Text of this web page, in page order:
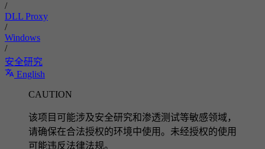
/
DLL Proxy
/
Windows
/
安全研究
English
CAUTION
该项目可能涉及安全研究和渗透测试等敏感领域，
请确保在合法授权的环境中使用。未经授权的使用
可能违反法律法规。